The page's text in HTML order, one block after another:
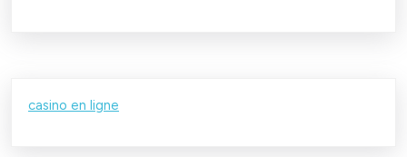
casino en ligne